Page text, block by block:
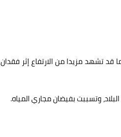
وانزلاقات التربة في إندونيسيا في الأيام الأخيرة لتبلغ 59 قتيلا فيما قد تشهد مزيدا من الارتفاع إثر فقدان